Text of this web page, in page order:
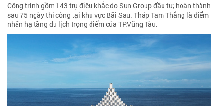
Công trình gồm 143 trụ điêu khắc do Sun Group đầu tư, hoàn thành
sau 75 ngày thi công tại khu vực Bãi Sau. Tháp Tam Thắng là điểm
nhấn hạ tầng du lịch trọng điểm của TP.Vũng Tàu.